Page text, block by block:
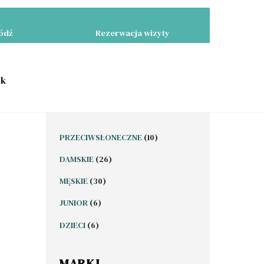
Rezerwacja wizyty
PRZECIWSŁONECZNE 1010
DAMSKIE 2626
MĘSKIE 3030
JUNIOR 66
DZIECI 66